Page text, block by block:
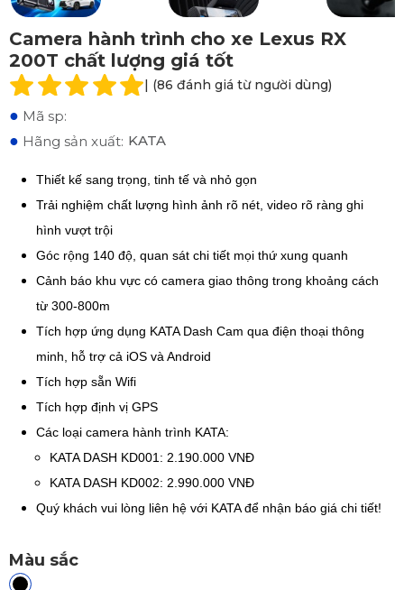
Camera hành trình cho xe Lexus RX
200T chất lượng giá tốt
| (86 đánh giá từ người dùng)
● Mã sp:
● Hãng sản xuất: KATA
Thiết kế sang trọng, tinh tế và nhỏ gọn
Trải nghiệm chất lượng hình ảnh rõ nét, video rõ ràng ghi
hình vượt trội
Góc rộng 140 độ, quan sát chi tiết mọi thứ xung quanh
Cảnh báo khu vực có camera giao thông trong khoảng cách
từ 300-800m
Tích hợp ứng dụng KATA Dash Cam qua điện thoại thông
minh, hỗ trợ cả iOS và Android
Tích hợp sẵn Wifi
Tích hợp định vị GPS
Các loại camera hành trình KATA:
KATA DASH KD001: 2.190.000 VNĐ
KATA DASH KD002: 2.990.000 VNĐ
Quý khách vui lòng liên hệ với KATA để nhận báo giá chi tiết!
Màu sắc